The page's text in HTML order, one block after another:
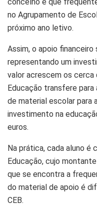
no Agrupamento de
próximo ano letivo.
Assim, o apoio
representando um
valor acrescem os cerca
Educação transfere para
de material escolar para
investimento na
euros.
Na prática, cada aluno é
Educação, cujo
que se encontra a
do material de apoio é
CEB.